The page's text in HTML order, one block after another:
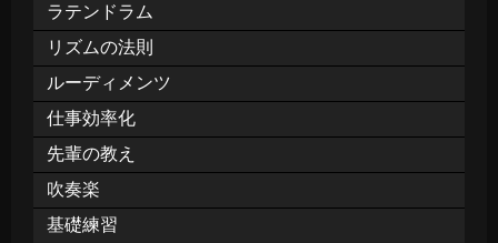
ラテンドラム
リズムの法則
ルーディメンツ
仕事効率化
先輩の教え
吹奏楽
基礎練習